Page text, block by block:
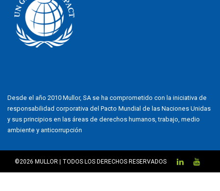
Desde el año 2010 Mullor, SA se ha comprometido con la iniciativa de
responsabilidad corporativa del Pacto Mundial de las Naciones Unidas
y sus principios en las áreas de derechos humanos, trabajo, medio
ambiente y anticorrupción
©2026 MULLOR | TODOS LOS DERECHOS RESERVADOS